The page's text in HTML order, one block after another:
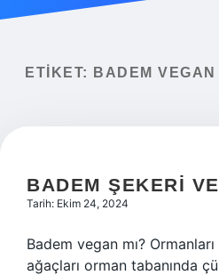
ETIKET: BADEM VEGAN
BADEM ŞEKERI
Tarih: Ekim 24, 2024
Badem vegan mı?
ağaçları orman tabanında